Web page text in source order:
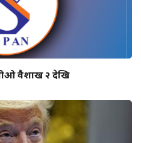
वैशाख २ देखि